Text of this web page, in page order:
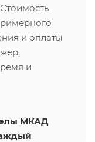
и оплаты
и
МКАД